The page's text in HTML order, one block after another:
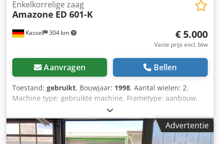
Kassel 304 km
Enkelkorrelige zaag
Amazone ED 601-K
€ 5.000
Vaste prijs excl. btw
Aanvragen Bellen
Toestand: gebruikt, Bouwjaar: 1998, Aantal wielen: 2.
Machine type: gebruikte machine. Frametype: aanbouw.
Bemestingsinrichting / mestschroef. Dkedpfx Asr Ncfqea
Ior
Advertentie